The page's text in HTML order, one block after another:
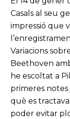
Casals al seu
impressió que
Variacions
Beethoven
he escoltat a
primeres
què es
poder evitar